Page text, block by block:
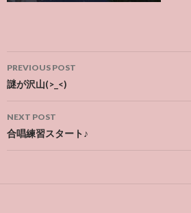
Post
navigation
PREVIOUS POST
謎が沢山(>_<)
NEXT POST
合唱練習スタート♪